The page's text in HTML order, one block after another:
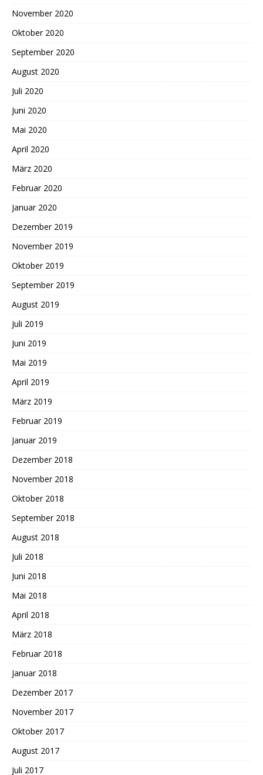
November 2020
Oktober 2020
September 2020
August 2020
Juli 2020
Juni 2020
Mai 2020
April 2020
März 2020
Februar 2020
Januar 2020
Dezember 2019
November 2019
Oktober 2019
September 2019
August 2019
Juli 2019
Juni 2019
Mai 2019
April 2019
März 2019
Februar 2019
Januar 2019
Dezember 2018
November 2018
Oktober 2018
September 2018
August 2018
Juli 2018
Juni 2018
Mai 2018
April 2018
März 2018
Februar 2018
Januar 2018
Dezember 2017
November 2017
Oktober 2017
August 2017
Juli 2017